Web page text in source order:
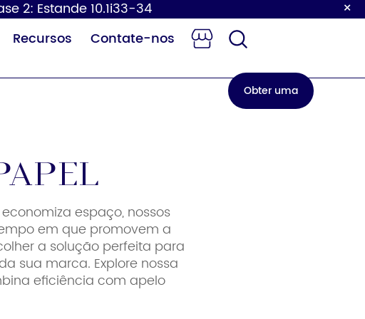
2: Estande 10.1i33-34 ×
Trocador de
fraldas para
bebês
Torneira com
Recursos Contate-nos
Obter uma
espaço, nossos
em que promovem a
a solução perfeita para
sua marca. Explore nossa
eficiência com apelo